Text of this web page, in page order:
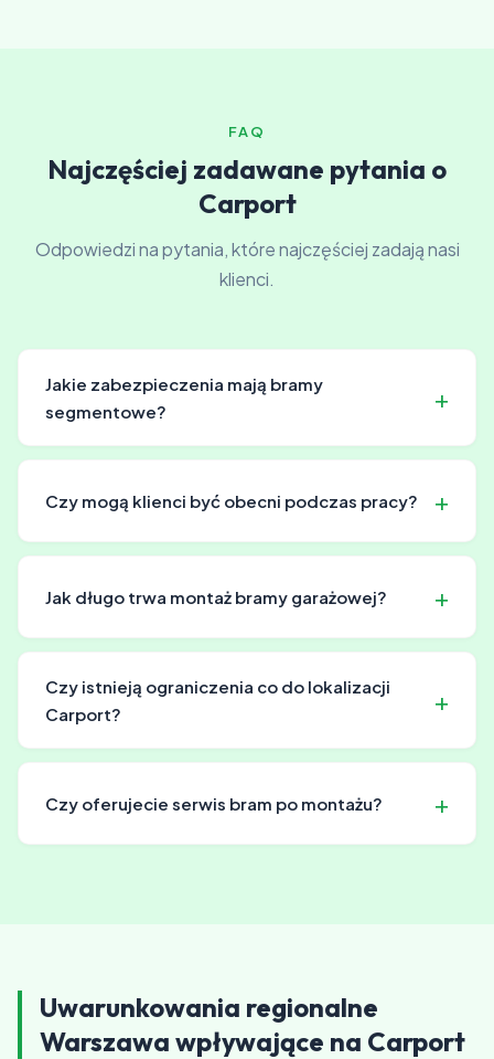
FAQ
Najczęściej zadawane pytania o
Carport
Odpowiedzi na pytania, które najczęściej zadają nasi
klienci.
Jakie zabezpieczenia mają bramy
segmentowe?
Bramy segmentowe posiadają zaawansowane systemy
nieautoryzowanym dostępem.
Czy mogą klienci być obecni podczas pracy?
Tak, oczywiście! Raczej zachęcamy do tego. Możemy
pytania.
Jak długo trwa montaż bramy garażowej?
Czas montażu bramy garażowej zależy od jej typu i
sprawny i bezpieczny przebieg prac.
Czy istnieją ograniczenia co do lokalizacji
Carport?
Główne ograniczenia wynikają z MPZP (miejscowy plan
odległości od granic działki, maksymalnej wysokości i
Czy oferujecie serwis bram po montażu?
Uwarunkowania regionalne
Warszawa wpływające na Carport